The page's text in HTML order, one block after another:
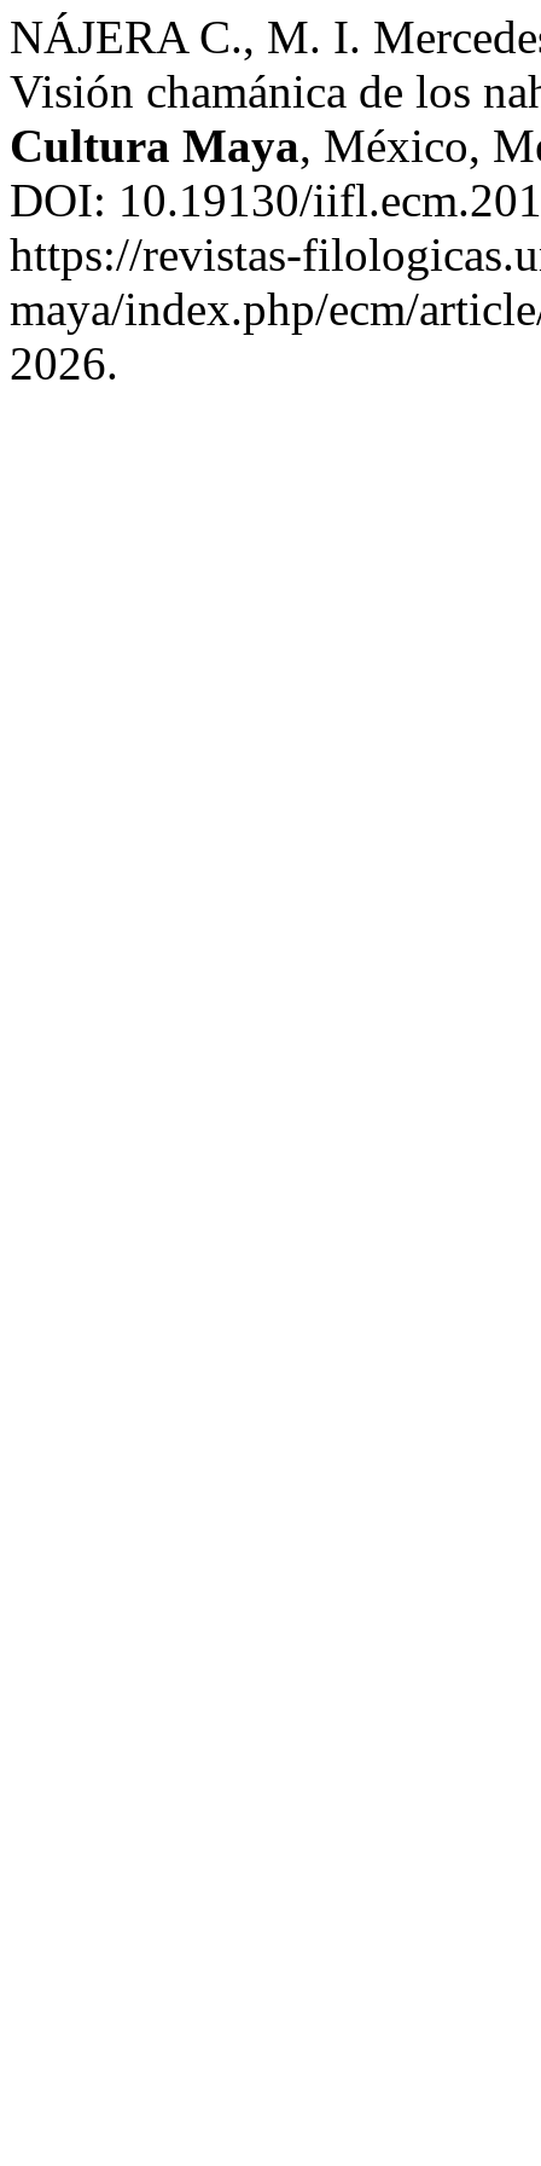
NÁJERA C., M. I.
Visión chamánica de los
Cultura Maya, México,
DOI: 10.19130/
https://revistas-
maya/index.php/ecm/
2026.